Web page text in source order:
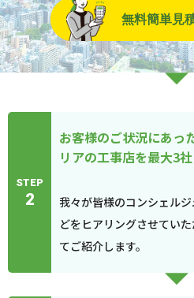
無料簡単見
STEP
2
お客様のご状況にあっ
リアの工事店を最大3
我々が皆様のコンシェル
どをヒアリングさせてい
てご紹介します。